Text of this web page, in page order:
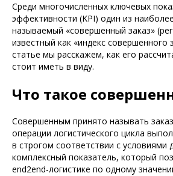
Среди многочисленных ключевых
эффективности (KPI) один из
называемый «совершенный заказ»
известный как «индекс совершенного
статье мы расскажем, как его
стоит иметь в виду.
Что такое
Совершенным принято называть
операции логистического цикла
в строгом соответствии с условиями
комплексный показатель, который
end2end-логистике по одному